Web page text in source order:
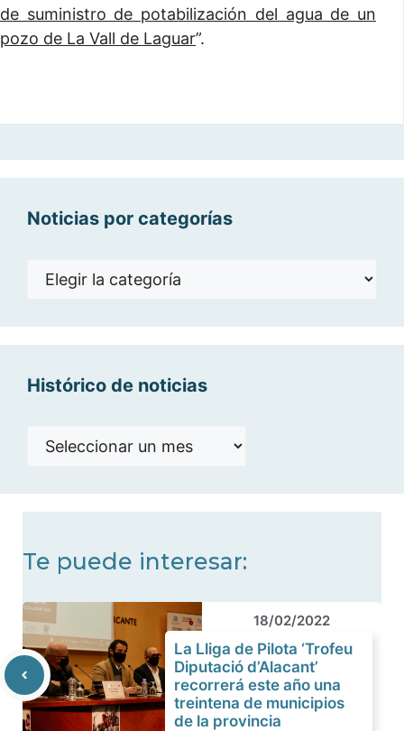
de suministro de potabilización del agua de un
pozo de La Vall de Laguar”.
Noticias por categorías
Noticias
Histórico de noticias
Histórico
Te puede interesar:
18/02/2022
La Lliga de Pilota ‘Trofeu
Diputació d’Alacant’
recorrerá este año una
treintena de municipios
de la provincia